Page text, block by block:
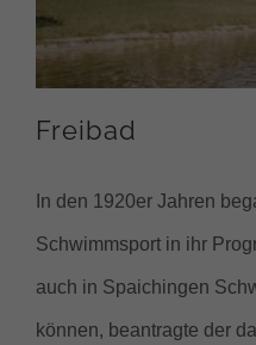
Freibad
In den 1920er Jahren
Schwimmsport in ihr
auch in Spaichingen
können, beantragte der